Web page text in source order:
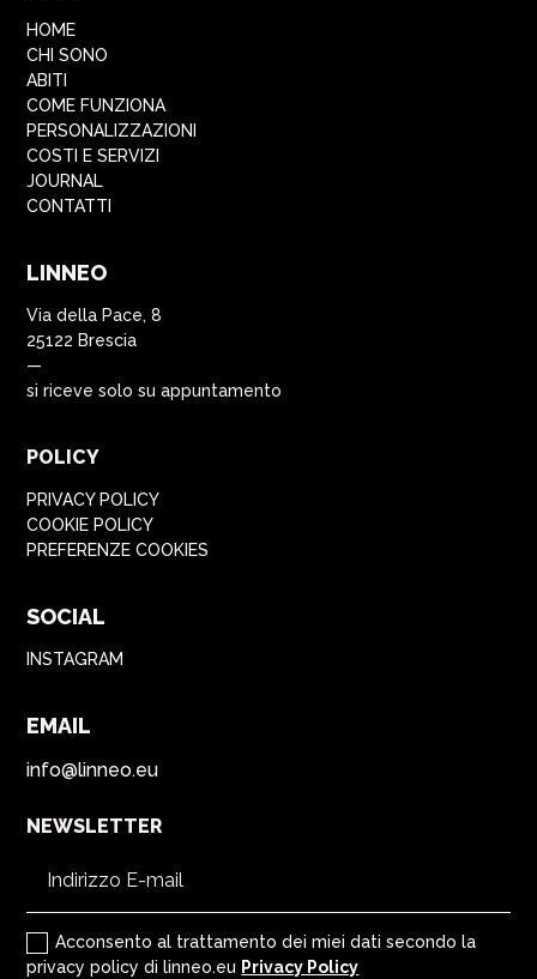
HOME
CHI SONO
ABITI
COME FUNZIONA
PERSONALIZZAZIONI
COSTI E SERVIZI
JOURNAL
CONTATTI
LINNEO
Via della Pace, 8
25122 Brescia
—
si riceve solo su appuntamento
POLICY
PRIVACY POLICY
COOKIE POLICY
PREFERENZE COOKIES
SOCIAL
INSTAGRAM
EMAIL
info@linneo.eu
NEWSLETTER
Acconsento al trattamento dei miei dati secondo la
privacy policy di linneo.eu Privacy Policy